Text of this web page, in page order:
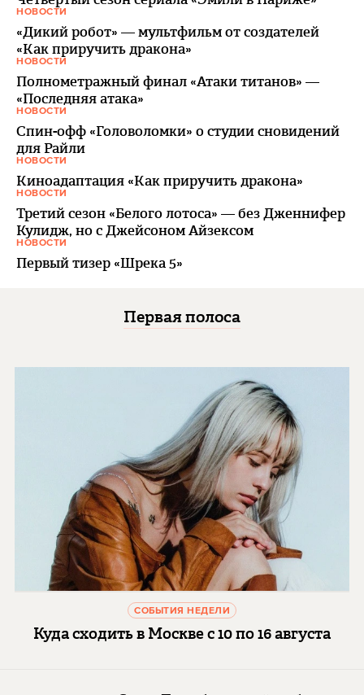
НОВОСТИ
«Дикий робот» — мультфильм от создателей
«Как приручить дракона»
НОВОСТИ
Полнометражный финал «Атаки титанов» —
«Последняя атака»
НОВОСТИ
Спин-офф «Головоломки» о студии сновидений
для Райли
НОВОСТИ
Киноадаптация «Как приручить дракона»
НОВОСТИ
Третий сезон «Белого лотоса» — без Дженнифер
Кулидж, но с Джейсоном Айзексом
НОВОСТИ
Первый тизер «Шрека 5»
Первая полоса
СОБЫТИЯ НЕДЕЛИ
Куда сходить в Москве с 10 по 16 августа